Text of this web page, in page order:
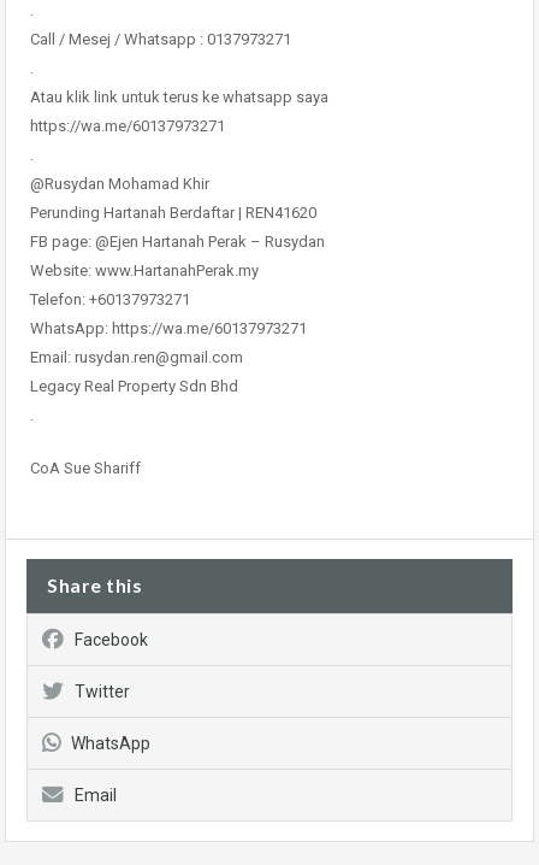
.
Call / Mesej / Whatsapp : 0137973271
.
Atau klik link untuk terus ke whatsapp saya
https://wa.me/60137973271
.
@Rusydan Mohamad Khir
Perunding Hartanah Berdaftar | REN41620
FB page: @Ejen Hartanah Perak – Rusydan
Website: www.HartanahPerak.my
Telefon: +60137973271
WhatsApp: https://wa.me/60137973271
Email: rusydan.ren@gmail.com
Legacy Real Property Sdn Bhd
.
CoA Sue Shariff
Share this
Facebook
Twitter
WhatsApp
Email